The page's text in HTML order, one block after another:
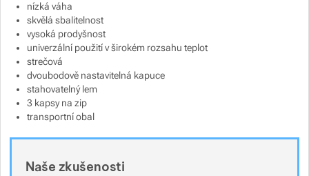
nízká váha
skvělá sbalitelnost
vysoká prodyšnost
univerzální použití v širokém rozsahu teplot
strečová
dvoubodově nastavitelná kapuce
stahovatelný lem
3 kapsy na zip
transportní obal
Naše zkušenosti
Zobrazit více
Zobrazit více
Zobrazit více
Zobrazit více